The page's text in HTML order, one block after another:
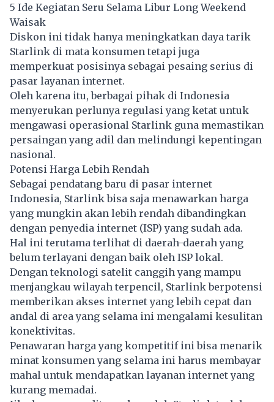
5 Ide Kegiatan Seru Selama Libur Long Weekend
Waisak
Diskon ini tidak hanya meningkatkan daya tarik
Starlink di mata konsumen tetapi juga
memperkuat posisinya sebagai pesaing serius di
pasar layanan internet.
Oleh karena itu, berbagai pihak di Indonesia
menyerukan perlunya regulasi yang ketat untuk
mengawasi operasional Starlink guna memastikan
persaingan yang adil dan melindungi kepentingan
nasional.
Potensi Harga Lebih Rendah
Sebagai pendatang baru di pasar internet
Indonesia, Starlink bisa saja menawarkan harga
yang mungkin akan lebih rendah dibandingkan
dengan penyedia internet (ISP) yang sudah ada.
Hal ini terutama terlihat di daerah-daerah yang
belum terlayani dengan baik oleh ISP lokal.
Dengan teknologi satelit canggih yang mampu
menjangkau wilayah terpencil, Starlink berpotensi
memberikan akses internet yang lebih cepat dan
andal di area yang selama ini mengalami kesulitan
konektivitas.
Penawaran harga yang kompetitif ini bisa menarik
minat konsumen yang selama ini harus membayar
mahal untuk mendapatkan layanan internet yang
kurang memadai.